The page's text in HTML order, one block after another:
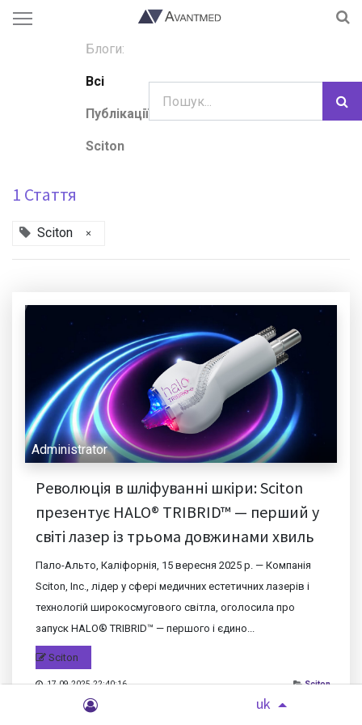
uk
Блоги:
Всі
Публікації
Sciton
1 Стаття
Sciton ×
Administrator
Революція в шліфуванні шкіри: Sciton
презентує HALO® TRIBRID™ — перший у
світі лазер із трьома довжинами хвиль
Пало-Альто, Каліфорнія, 15 вересня 2025 р. — Компанія
Sciton, Inc., лідер у сфері медичних естетичних лазерів і
технологій широкосмугового світла, оголосила про
запуск HALO® TRIBRID™ — першого і єдино...
Sciton
17.09.2025 22:40:16 Sciton